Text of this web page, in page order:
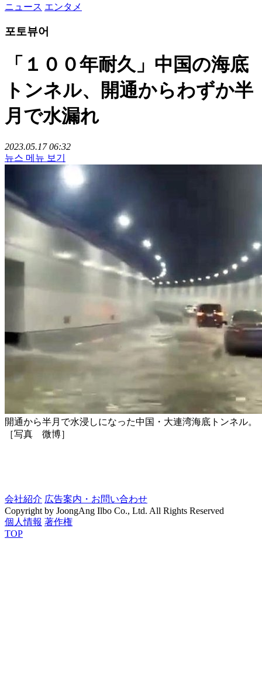
ニュース エンタメ
포토뷰어
「１００年耐久」中国の海底
トンネル、開通からわずか半
月で水漏れ
2023.05.17 06:32
뉴스 메뉴 보기
開通から半月で水浸しになった中国・大連湾海底トンネル。
［写真 微博］
会社紹介 広告案内・お問い合わせ
Copyright by JoongAng Ilbo Co., Ltd. All Rights Reserved
個人情報 著作権
TOP